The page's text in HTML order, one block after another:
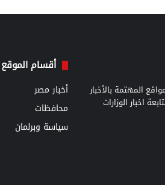
المواقع المهتمة بالأخبار
اخبار الوزارات
أقسام الموقع
أخبار مصر
محافظات
سياسة وبرلمان